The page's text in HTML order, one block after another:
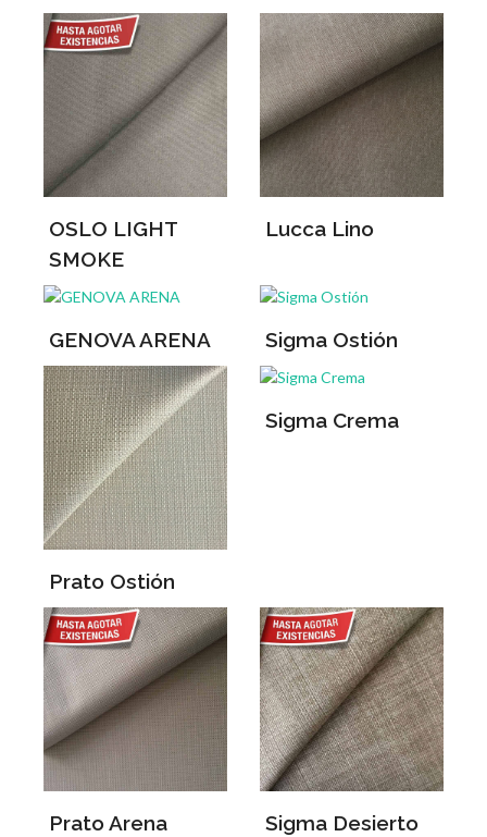
OSLO LIGHT
SMOKE
Lucca Lino
GENOVA ARENA Sigma Ostión
Prato Ostión
Sigma Crema
Prato Arena Sigma Desierto